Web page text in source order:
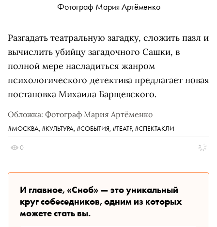
Фотограф Мария Артёменко
Разгадать театральную загадку, сложить пазл и
вычислить убийцу загадочного Сашки, в
полной мере насладиться жанром
психологического детектива предлагает новая
постановка Михаила Барщевского.
Обложка: Фотограф Мария Артёменко
#МОСКВА, #КУЛЬТУРА, #СОБЫТИЯ, #ТЕАТР, #СПЕКТАКЛИ
0
И главное, «Сноб» — это уникальный
круг собеседников, одним из которых
можете стать вы.